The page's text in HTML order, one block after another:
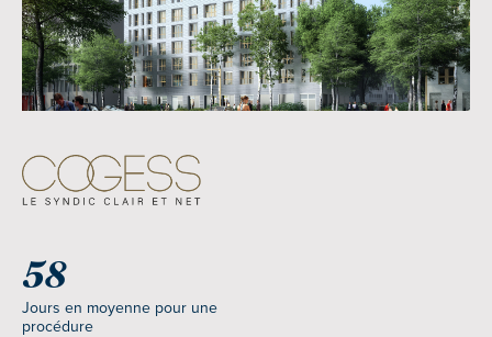
Jours en moyenne pour une
procédure
58